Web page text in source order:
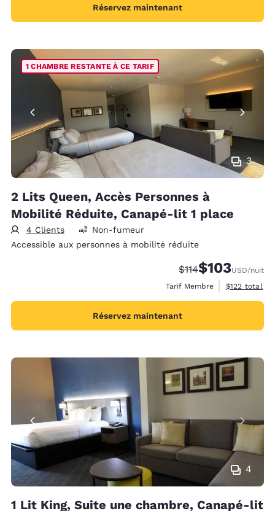
Réservez maintenant
3
1 CHAMBRE RESTANTE À CE TARIF
2 Lits Queen, Accès Personnes à
Mobilité Réduite, Canapé-lit 1 place
4 Clients
Non-fumeur
Accessible aux personnes à mobilité réduite
Tarif barré :
$114Tarif réduit :
$103USD/nuit
Tarif Membre
Afficher les
$122 total
Réservez maintenant
4
1 Lit King, Suite une chambre, Canapé-lit